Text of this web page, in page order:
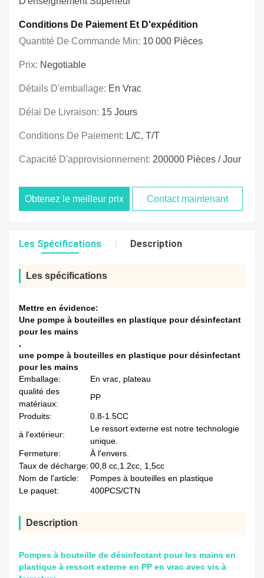
Conditions De Paiement Et D'expédition
Quantité De Commande Min: 10 000 Pièces
Prix: Negotiable
Détails D'emballage: En Vrac
Délai De Livraison: 15 Jours
Conditions De Paiement: L/C, T/T
Capacité D'approvisionnement: 200000 Pièces / Jour
Obtenez le meilleur prix Contact maintenant
Les Spécifications Description
Les spécifications
Mettre en évidence:
Une pompe à bouteilles en plastique pour désinfectant
pour les mains
,
une pompe à bouteilles en plastique pour désinfectant
pour les mains
Emballage:
En vrac, plateau
qualité des
matériaux:
PP
Produits:
0.8-1.5CC
à l'extérieur:
Le ressort externe est notre technologie
unique.
Fermeture:
À l'envers.
Taux de décharge: 00,8 cc,1.2cc, 1,5cc
Nom de l'article:
Pompes à bouteilles en plastique
Le paquet:
400PCS/CTN
Description
Pompes à bouteille de désinfectant pour les mains en
plastique à ressort externe en PP en vrac avec vis à